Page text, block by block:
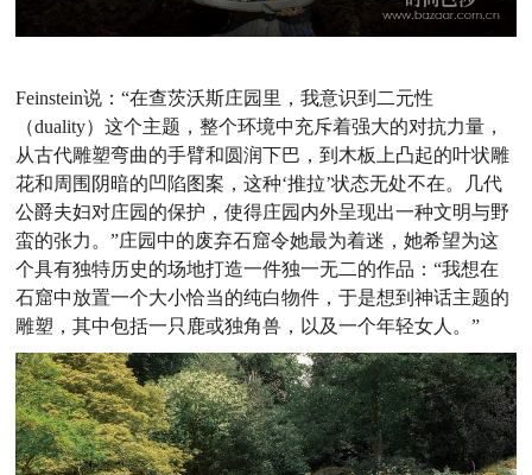
Feinstein说：“在查茨沃斯庄园里，我意识到二元性
（duality）这个主题，整个环境中充斥着强大的对抗力量，
从古代雕塑弯曲的手臂和圆润下巴，到木板上凸起的叶状雕
花和周围阴暗的凹陷图案，这种‘推拉’状态无处不在。几代
公爵夫妇对庄园的保护，使得庄园内外呈现出一种文明与野
蛮的张力。”庄园中的废弃石窟令她最为着迷，她希望为这
个具有独特历史的场地打造一件独一无二的作品：“我想在
石窟中放置一个大小恰当的纯白物件，于是想到神话主题的
雕塑，其中包括一只鹿或独角兽，以及一个年轻女人。”